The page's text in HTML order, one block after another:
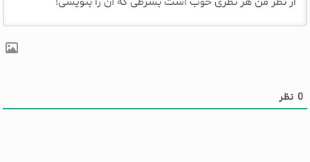
0 نظر